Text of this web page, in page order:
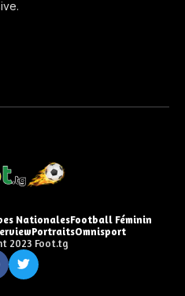
NationalesFootball Féminin
PortraitsOmnisport
2023 Foot.tg